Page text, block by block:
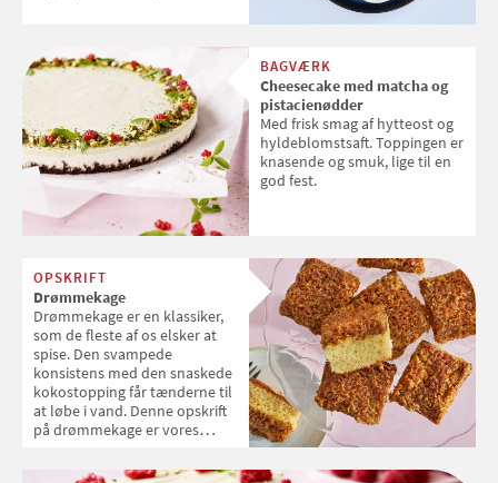
BAGVÆRK
Cheesecake med matcha og
pistacienødder
Med frisk smag af hytteost og
hyldeblomstsaft. Toppingen er
knasende og smuk, lige til en
god fest.
OPSKRIFT
Drømmekage
Drømmekage er en klassiker,
som de fleste af os elsker at
spise. Den svampede
konsistens med den snaskede
kokostopping får tænderne til
at løbe i vand. Denne opskrift
på drømmekage er vores
ikke en af de tørre af slagsen.